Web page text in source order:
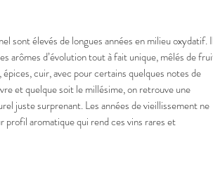
sont élevés de longues années en milieu oxydatif.
arômes d’évolution tout à fait unique, mêlés de
épices, cuir, avec pour certains quelques notes de
et quelque soit le millésime, on retrouve une
juste surprenant. Les années de vieillissement ne
profil aromatique qui rend ces vins rares et